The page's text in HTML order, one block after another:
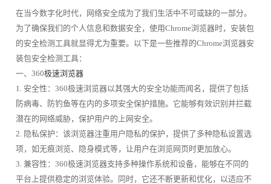
在当今数字化时代，网络安全成为了我们生活中不可或缺的一部分。
为了确保我们的个人信息和数据安全，使用Chrome浏览器时，安装包
的安全检测工具就显得尤为重要。以下是一些推荐的Chrome浏览器安
装包安全检测工具：
一、360极速浏览器
1. 安全性：360极速浏览器以其强大的安全功能而闻名，提供了包括
防病毒、防钓鱼等在内的多项安全保护措施。它能够有效识别并拦截
潜在的网络威胁，保护用户的上网安全。
2. 隐私保护：该浏览器注重用户隐私的保护，提供了多种隐私设置选
项，如无痕浏览、隐身模式等，让用户在浏览网页时更加放心。
3. 兼容性：360极速浏览器支持多种操作系统和设备，能够在不同的
平台上提供稳定的浏览体验。同时，它还不断更新和优化，以适应不